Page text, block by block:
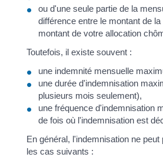
ou d'une seule partie de la
différence entre le montant de
montant de votre allocation
Toutefois, il existe souvent :
une indemnité mensuelle
une durée d'indemnisation
plusieurs mois seulement),
une fréquence d'indemnisation
de fois où l'indemnisation est
En général, l'indemnisation ne
les cas suivants :